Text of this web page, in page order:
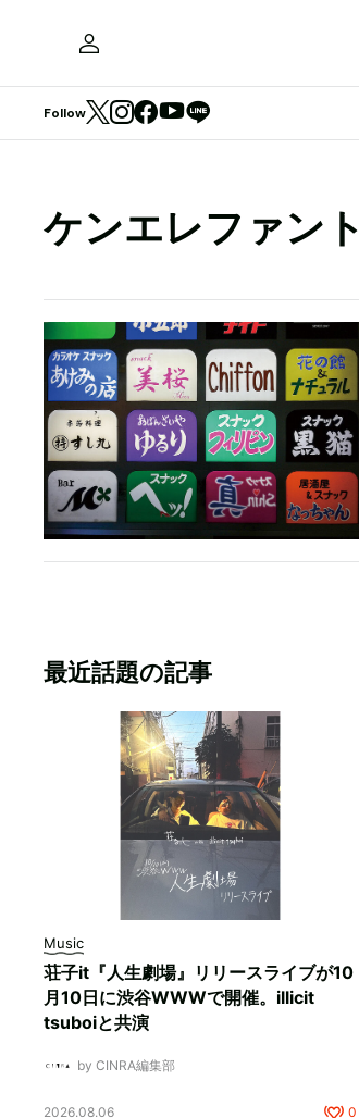
Follow
ケンエレファント
最近話題の記事
Music
荘子it『人生劇場』リリースライブが10
月10日に渋谷WWWで開催。illicit
tsuboiと共演
by CINRA編集部
2026.08.06 0